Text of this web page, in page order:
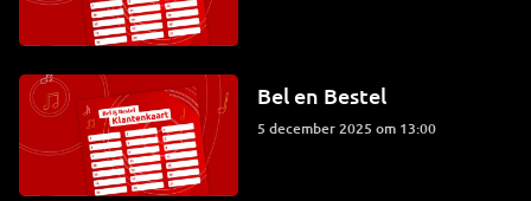
Bel en Bestel
5 december 2025 om 13:00